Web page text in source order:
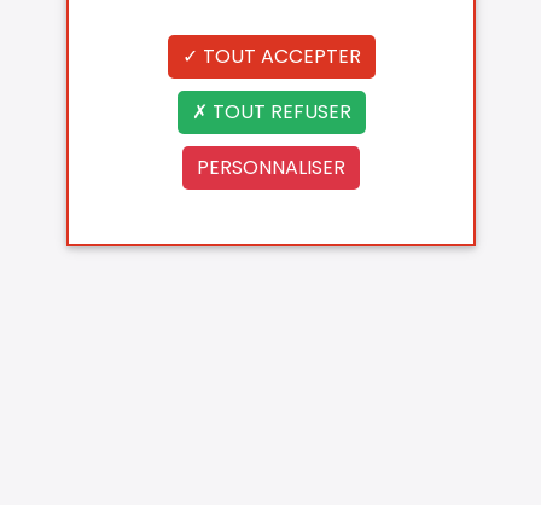
TOUT ACCEPTER
TOUT REFUSER
PERSONNALISER